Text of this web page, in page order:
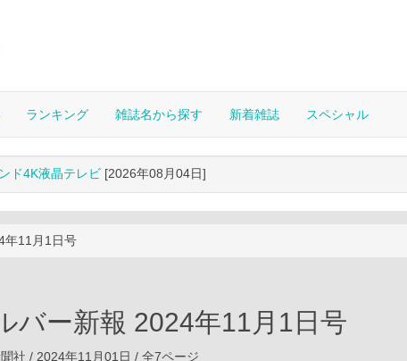
ランキング 雑誌名から探す 新着雑誌 スペシャル
ド4K液晶テレビ [2026年08月04日]
年11月1日号
バー新報 2024年11月1日号
社 / 2024年11月01日 / 全7ページ